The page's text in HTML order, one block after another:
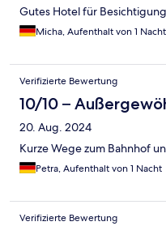
Gutes Hotel für
Micha, Aufenthalt von 1 Nacht
Verifizierte Bewertung
10/10 –
20. Aug. 2024
Kurze Wege zum Bahnhof
Petra, Aufenthalt von 1 Nacht
Verifizierte Bewertung